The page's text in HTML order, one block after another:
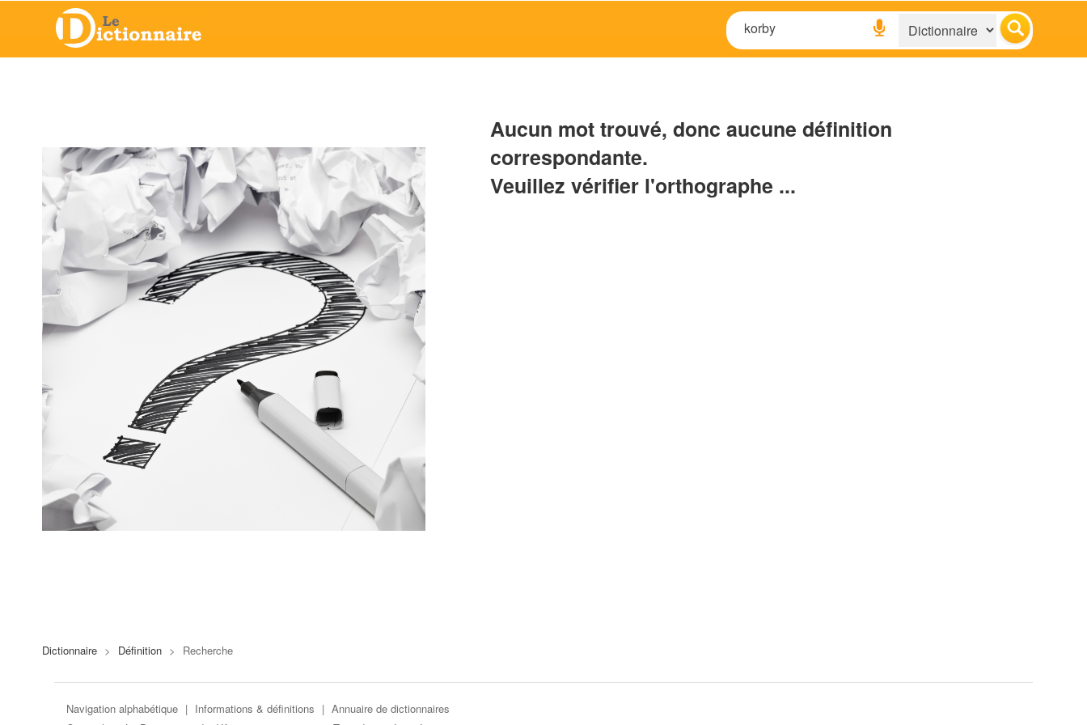
Aucun mot trouvé, donc aucune définition
correspondante.
Veuillez vérifier l'orthographe ...
Dictionnaire > Définition > Recherche
Navigation alphabétique | Informations & définitions | Annuaire de dictionnaires